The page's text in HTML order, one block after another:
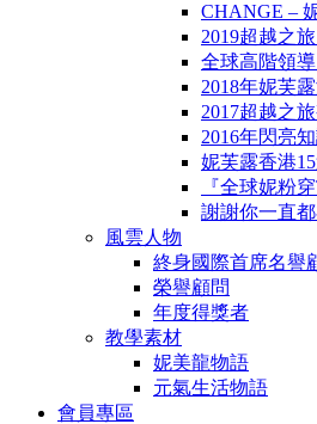
CHANGE –
2019超越之
全球高階領
2018年妮芙
2017超越之
2016年閃亮
妮芙露香港
『全球妮粉
謝謝你一直
風雲人物
終身國際首席名譽
榮譽顧問
年度得獎者
教學素材
妮美龍物語
元氣生活物語
會員專區